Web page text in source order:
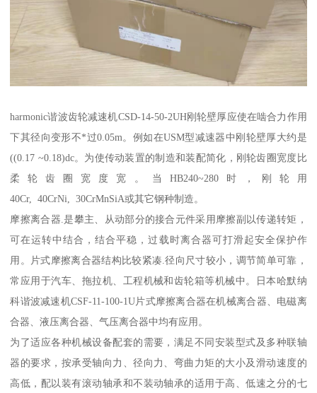
harmonic谐波齿轮减速机CSD-14-50-2UH刚轮壁厚应使在啮合力作用
下其径向变形不*过0.05m。例如在USM型减速器中刚轮壁厚大约是
((0.17 ~0.18)dc。为使传动装置的制造和装配简化，刚轮齿圈宽度比
柔轮齿圈宽度宽。当HB240~280时，刚轮用
40Cr, 40CrNi, 30CrMnSiA或其它钢种制造。
摩擦离合器.是攀主、从动部分的接合元件采用摩擦副以传递转矩，
可在运转中结合，结合平稳，过载时离合器可打滑起安全保护作
用。片式摩擦离合器结构比较紧凑.径向尺寸较小，调节简单可靠，
常应用于汽车、拖拉机、工程机械和齿轮箱等机械中。日本哈默纳
科谐波减速机CSF-11-100-1U片式摩擦离合器在机械离合器、电磁离
合器、液压离合器、气压离合器中均有应用。
为了适应各种机械设备配套的需要，满足不同安装型式及多种联轴
器的要求，按承受轴向力、径向力、弯曲力矩的大小及滑动速度的
高低，配以装有滚动轴承和不装动轴承的适用于高、低速之分的七